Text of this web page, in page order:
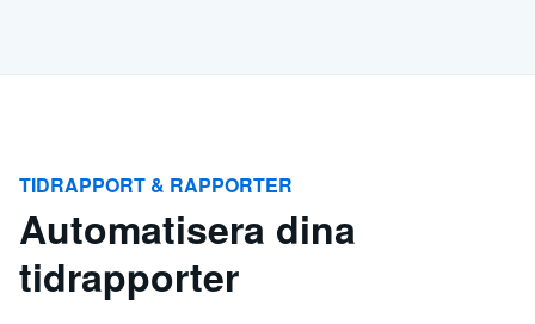
TIDRAPPORT & RAPPORTER
Automatisera dina
tidrapporter